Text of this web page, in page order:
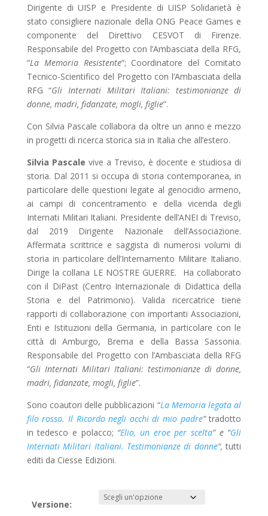
Dirigente di UISP e Presidente di UISP Solidarietà è
stato consigliere nazionale della ONG Peace Games e
componente del Direttivo CESVOT di Firenze.
Responsabile del Progetto con l’Ambasciata della RFG,
“La Memoria Resistente”; Coordinatore del Comitato
Tecnico-Scientifico del Progetto con l’Ambasciata della
RFG “Gli Internati Militari Italiani: testimonianze di
donne, madri, fidanzate, mogli, figlie”.
Con Silvia Pascale collabora da oltre un anno e mezzo
in progetti di ricerca storica sia in Italia che all’estero.
Silvia Pascale vive a Treviso, è docente e studiosa di
storia. Dal 2011 si occupa di storia contemporanea, in
particolare delle questioni legate al genocidio armeno,
ai campi di concentramento e della vicenda degli
Internati Militari Italiani. Presidente dell’ANEI di Treviso,
dal 2019 Dirigente Nazionale dell’Associazione.
Affermata scrittrice e saggista di numerosi volumi di
storia in particolare dell’Internamento Militare Italiano.
Dirige la collana LE NOSTRE GUERRE. Ha collaborato
con il DiPast (Centro Internazionale di Didattica della
Storia e del Patrimonio). Valida ricercatrice tiene
rapporti di collaborazione con importanti Associazioni,
Enti e Istituzioni della Germania, in particolare con le
città di Amburgo, Brema e della Bassa Sassonia.
Responsabile del Progetto con l’Ambasciata della RFG
“Gli Internati Militari Italiani: testimonianze di donne,
madri, fidanzate, mogli, figlie”.
Sono coautori delle pubblicazioni “La Memoria legata al
filo rosso. Il Ricordo negli occhi di mio padre”tradotto
in tedesco e polacco; “Elio, un eroe per scelta” e “Gli
Internati Militari Italiani. Testimonianze di donne“,tutti
editi da Ciesse Edizioni.
Versione: